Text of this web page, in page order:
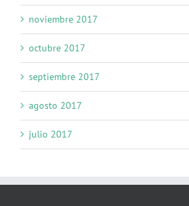
noviembre 2017
octubre 2017
septiembre 2017
agosto 2017
julio 2017